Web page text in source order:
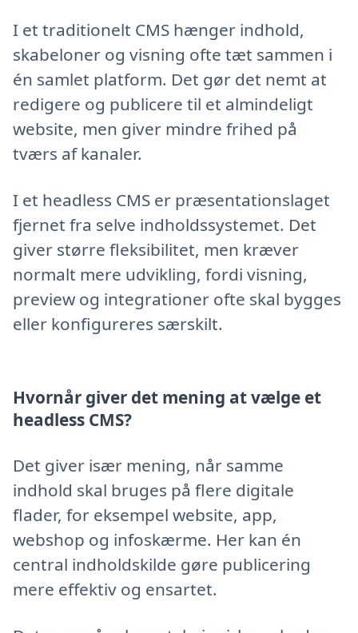
I et traditionelt CMS hænger indhold,
skabeloner og visning ofte tæt sammen i
én samlet platform. Det gør det nemt at
redigere og publicere til et almindeligt
website, men giver mindre frihed på
tværs af kanaler.
I et headless CMS er præsentationslaget
fjernet fra selve indholdssystemet. Det
giver større fleksibilitet, men kræver
normalt mere udvikling, fordi visning,
preview og integrationer ofte skal bygges
eller konfigureres særskilt.
Hvornår giver det mening at vælge et
headless CMS?
Det giver især mening, når samme
indhold skal bruges på flere digitale
flader, for eksempel website, app,
webshop og infoskærme. Her kan én
central indholdskilde gøre publicering
mere effektiv og ensartet.